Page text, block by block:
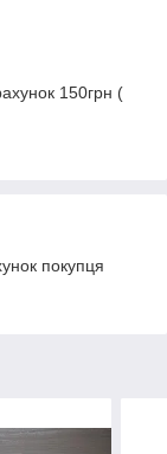
150грн (
покупця